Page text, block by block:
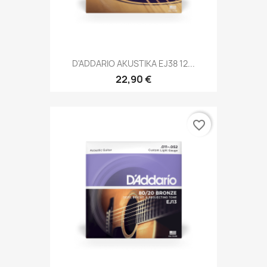
D'ADDARIO AKUSTIKA EJ38 12...
22,90 €
favorite_border